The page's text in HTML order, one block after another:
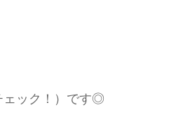
ェック！）です◎